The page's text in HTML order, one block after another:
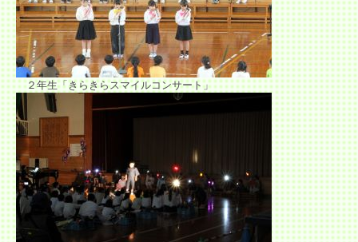
２年生「きらきらスマイルコンサート」